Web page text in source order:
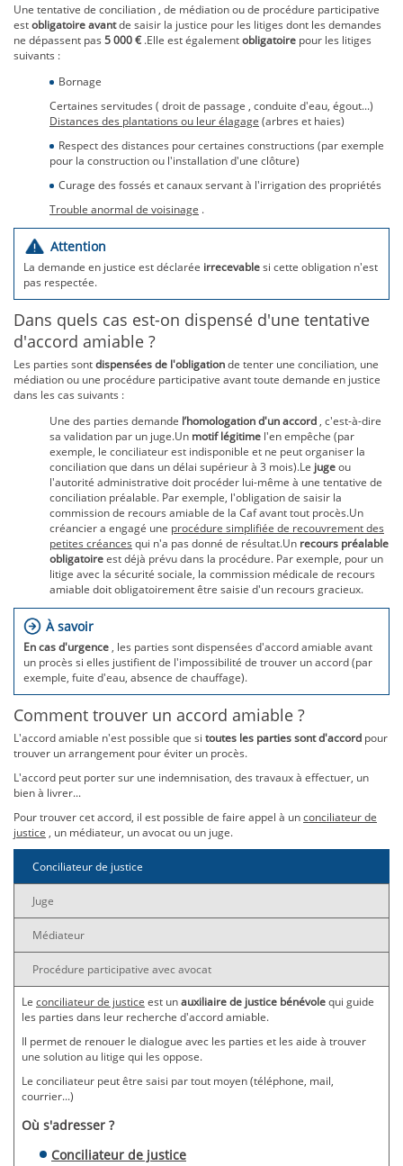
Une tentative de conciliation , de médiation ou de procédure participative
estobligatoireavantde saisir la justice pour les litiges dont les demandes
ne dépassent pas 5 000 €.Elle est égalementobligatoire pour les litiges
suivants :
Bornage
Certaines servitudes ( droit de passage , conduite d'eau, égout...)
Distances des plantations ou leur élagage (arbres et haies)
Respect des distances pour certaines constructions (par exemple
pour la construction ou l'installation d'une clôture)
Curage des fossés et canaux servant à l'irrigation des propriétés
Trouble anormal de voisinage .
Attention
La demande en justice est déclarée irrecevablesi cette obligation n'est
pas respectée.
Dans quels cas est-on dispensé d'une tentative
d'accord amiable ?
Les parties sontdispensées de l'obligationde tenter une conciliation, une
médiation ou une procédure participative avant toute demande en justice
dans les cas suivants :
Une des parties demande l’homologation d'un accord , c'est-à-dire
sa validation par un juge.Un motif légitime l'en empêche (par
exemple, le conciliateur est indisponible et ne peut organiser la
conciliation que dans un délai supérieur à 3 mois).Le jugeou
l'autorité administrative doit procéder lui-même à une tentative de
conciliation préalable. Par exemple, l'obligation de saisir la
commission de recours amiable de la Caf avant tout procès.Un
créancier a engagé une procédure simplifiée de recouvrement des
petites créances qui n'a pas donné de résultat.Un recours préalable
obligatoireest déjà prévu dans la procédure. Par exemple, pour un
litige avec la sécurité sociale, la commission médicale de recours
amiable doit obligatoirement être saisie d'un recours gracieux.
À savoir
En cas d'urgence , les parties sont dispensées d'accord amiable avant
un procès si elles justifient de l'impossibilité de trouver un accord (par
exemple, fuite d'eau, absence de chauffage).
Comment trouver un accord amiable ?
L'accord amiable n'est possible que si toutes les parties sont d'accord pour
trouver un arrangement pour éviter un procès.
L'accord peut porter sur une indemnisation, des travaux à effectuer, un
bien à livrer...
Pour trouver cet accord, il est possible de faire appel à unconciliateur de
justice , un médiateur, un avocat ou un juge.
Conciliateur de justice
Juge
Médiateur
Procédure participative avec avocat
Le conciliateur de justice est unauxiliaire de justice bénévolequi guide
les parties dans leur recherche d'accord amiable.
Il permet de renouer le dialogue avec les parties et les aide à trouver
une solution au litige qui les oppose.
Le conciliateur peut être saisi par tout moyen (téléphone, mail,
courrier...)
Où s'adresser ?
Conciliateur de justice